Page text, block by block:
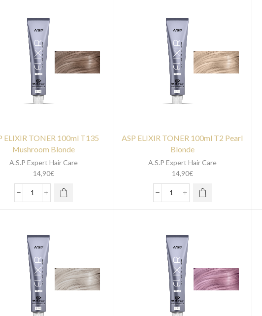
ELIXIR TONER 100ml T135
Mushroom Blonde
A.S.P Expert Hair Care
14,90€
ASP ELIXIR TONER 100ml T2 Pearl
Blonde
A.S.P Expert Hair Care
14,90€